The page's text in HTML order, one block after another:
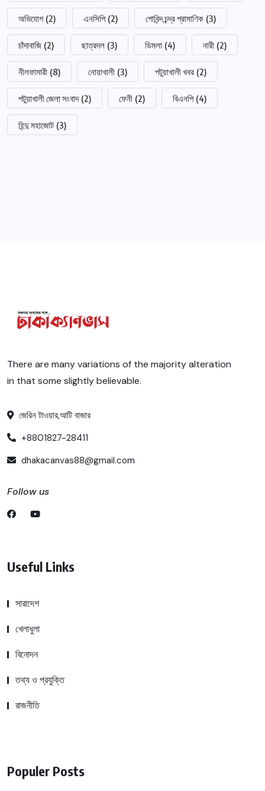
অভিযোগ (2) এনসিপি (2) গোবিন্দ চন্দ্র প্রামাণিক (3)
চাঁদাবাজি (2) ছাত্রদল (3) ডিমলা (4) নারী (2)
নীলফামারী (8) নোয়াখালী (3) পটুয়াখালী খবর (2)
পটুয়াখালী জেলা সংবাদ (2) ফেনী (2) বিএনপি (4)
হিন্দু মহাজোট (3)
There are many variations of the majority alteration
in that some slightly believable.
জেরিন টাওয়ার,আটি বাজার
+8801827-28411
dhakacanvas88@gmail.com
Follow us
Useful Links
সারাদেশ
খেলাধুলা
বিনোদন
তথ্য ও প্রযুক্তি
রাজনীতি
Populer Posts